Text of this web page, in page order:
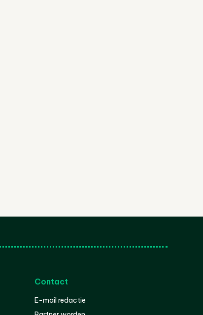
Contact
E-mail redactie